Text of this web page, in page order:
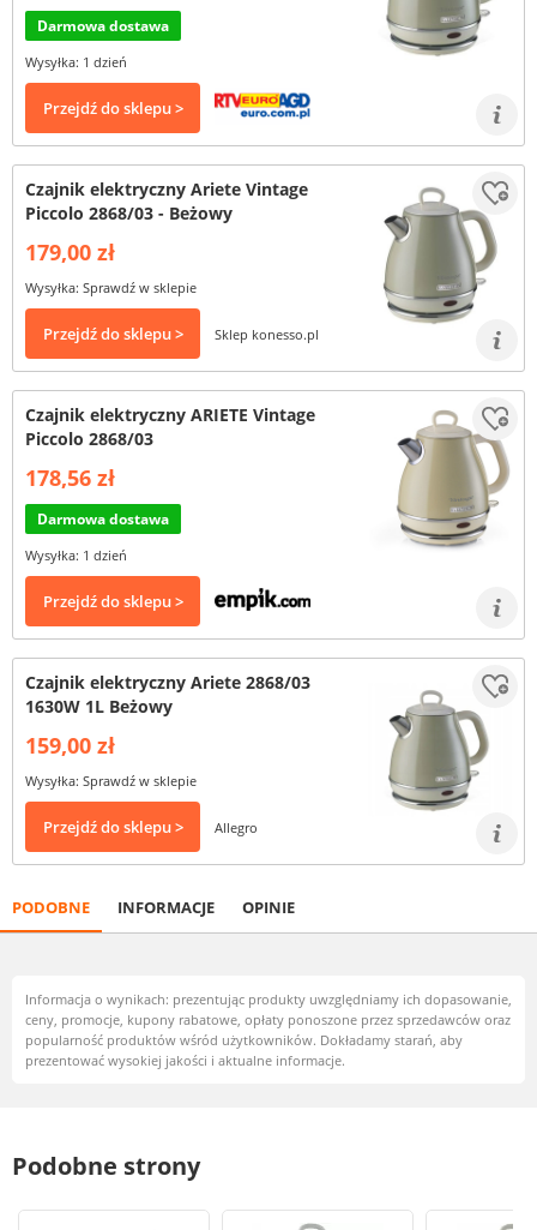
Darmowa dostawa
Wysyłka: 1 dzień
Przejdź do sklepu >
Czajnik elektryczny Ariete Vintage
Piccolo 2868/03 - Beżowy
179,00 zł
Wysyłka: Sprawdź w sklepie
Przejdź do sklepu > Sklep konesso.pl
Czajnik elektryczny ARIETE Vintage
Piccolo 2868/03
178,56 zł
Darmowa dostawa
Wysyłka: 1 dzień
Przejdź do sklepu >
Czajnik elektryczny Ariete 2868/03
1630W 1L Beżowy
159,00 zł
Wysyłka: Sprawdź w sklepie
Przejdź do sklepu > Allegro
PODOBNE INFORMACJE OPINIE
Informacja o wynikach: prezentując produkty uwzględniamy ich dopasowanie,
ceny, promocje, kupony rabatowe, opłaty ponoszone przez sprzedawców oraz
popularność produktów wśród użytkowników. Dokładamy starań, aby
prezentować wysokiej jakości i aktualne informacje.
Podobne strony